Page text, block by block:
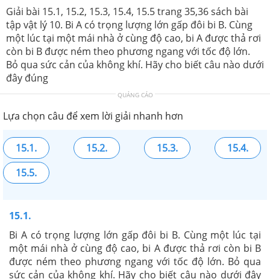
Giải bài 15.1, 15.2, 15.3, 15.4, 15.5 trang 35,36 sách bài
tập vật lý 10. Bi A có trọng lượng lớn gấp đôi bi B. Cùng
một lúc tại một mái nhà ở cùng độ cao, bi A được thả rơi
còn bi B được ném theo phương ngang với tốc độ lớn.
Bỏ qua sức cản của không khí. Hãy cho biết câu nào dưới
đây đúng
QUẢNG CÁO
Lựa chọn câu để xem lời giải nhanh hơn
15.1. 15.2. 15.3.
15.4.
15.5.
15.1.
Bi A có trọng lượng lớn gấp đôi bi B. Cùng một lúc tại
một mái nhà ở cùng độ cao, bi A được thả rơi còn bi B
được ném theo phương ngang với tốc độ lớn. Bỏ qua
sức cản của không khí. Hãy cho biết câu nào dưới đây